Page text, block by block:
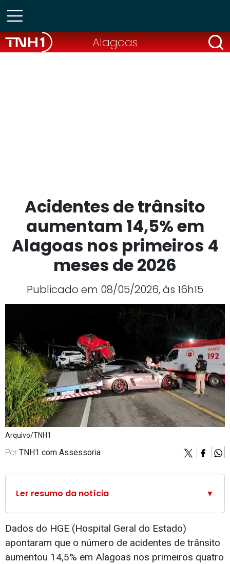
Alagoas
Acidentes de trânsito
aumentam 14,5% em
Alagoas nos primeiros 4
meses de 2026
Publicado em 08/05/2026, às 16h15
Arquivo/TNH1
Por TNH1 com Assessoria
Ler resumo da notícia ▼
Dados do HGE (Hospital Geral do Estado)
apontaram que o número de acidentes de trânsito
aumentou 14,5% em Alagoas nos primeiros quatro